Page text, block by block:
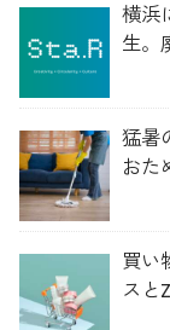
横浜
生。
猛暑
おた
買い
スと